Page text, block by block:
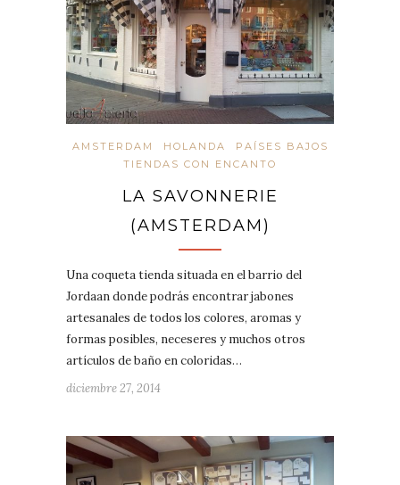
AMSTERDAM HOLANDA
PAÍSES BAJOS
TIENDAS CON ENCANTO
LA SAVONNERIE
(AMSTERDAM)
Una coqueta tienda situada en el barrio del
Jordaan donde podrás encontrar jabones
artesanales de todos los colores, aromas y
formas posibles, neceseres y muchos otros
artículos de baño en coloridas…
diciembre 27, 2014